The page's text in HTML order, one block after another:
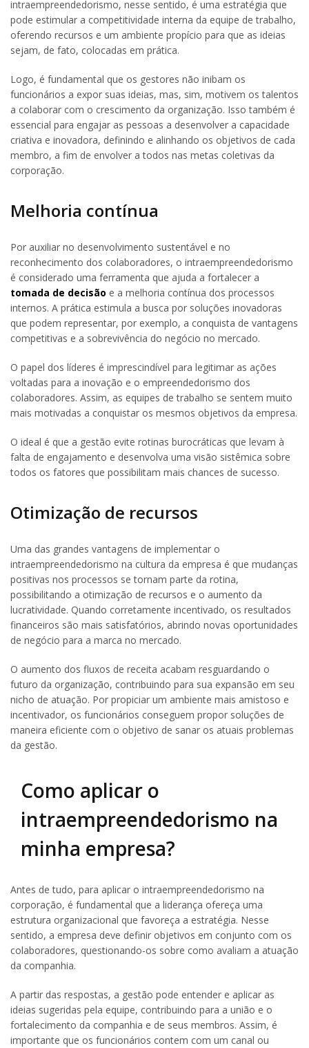
intraempreendedorismo, nesse sentido, é uma estratégia que
pode estimular a competitividade interna da equipe de trabalho,
oferendo recursos e um ambiente propício para que as ideias
sejam, de fato, colocadas em prática.
Logo, é fundamental que os gestores não inibam os
funcionários a expor suas ideias, mas, sim, motivem os talentos
a colaborar com o crescimento da organização. Isso também é
essencial para engajar as pessoas a desenvolver a capacidade
criativa e inovadora, definindo e alinhando os objetivos de cada
membro, a fim de envolver a todos nas metas coletivas da
corporação.
Melhoria contínua
Por auxiliar no desenvolvimento sustentável e no
reconhecimento dos colaboradores, o intraempreendedorismo
é considerado uma ferramenta que ajuda a fortalecer a
tomada de decisão e a melhoria contínua dos processos
internos. A prática estimula a busca por soluções inovadoras
que podem representar, por exemplo, a conquista de vantagens
competitivas e a sobrevivência do negócio no mercado.
O papel dos líderes é imprescindível para legitimar as ações
voltadas para a inovação e o empreendedorismo dos
colaboradores. Assim, as equipes de trabalho se sentem muito
mais motivadas a conquistar os mesmos objetivos da empresa.
O ideal é que a gestão evite rotinas burocráticas que levam à
falta de engajamento e desenvolva uma visão sistêmica sobre
todos os fatores que possibilitam mais chances de sucesso.
Otimização de recursos
Uma das grandes vantagens de implementar o
intraempreendedorismo na cultura da empresa é que mudanças
positivas nos processos se tornam parte da rotina,
possibilitando a otimização de recursos e o aumento da
lucratividade. Quando corretamente incentivado, os resultados
financeiros são mais satisfatórios, abrindo novas oportunidades
de negócio para a marca no mercado.
O aumento dos fluxos de receita acabam resguardando o
futuro da organização, contribuindo para sua expansão em seu
nicho de atuação. Por propiciar um ambiente mais amistoso e
incentivador, os funcionários conseguem propor soluções de
maneira eficiente com o objetivo de sanar os atuais problemas
da gestão.
Como aplicar o
intraempreendedorismo na
minha empresa?
Antes de tudo, para aplicar o intraempreendedorismo na
corporação, é fundamental que a liderança ofereça uma
estrutura organizacional que favoreça a estratégia. Nesse
sentido, a empresa deve definir objetivos em conjunto com os
colaboradores, questionando-os sobre como avaliam a atuação
da companhia.
A partir das respostas, a gestão pode entender e aplicar as
ideias sugeridas pela equipe, contribuindo para a união e o
fortalecimento da companhia e de seus membros. Assim, é
importante que os funcionários contem com um canal ou